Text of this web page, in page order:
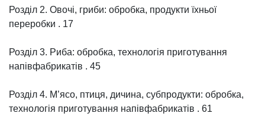
Розділ 2. Овочі, гриби: обробка, продукти їхньої
переробки . 17
Розділ 3. Риба: обробка, технологія приготування
напівфабрикатів . 45
Розділ 4. М’ясо, птиця, дичина, субпродукти: обробка,
технологія приготування напівфабрикатів . 61